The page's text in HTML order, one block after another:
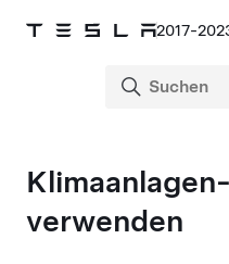
2017-
verwenden